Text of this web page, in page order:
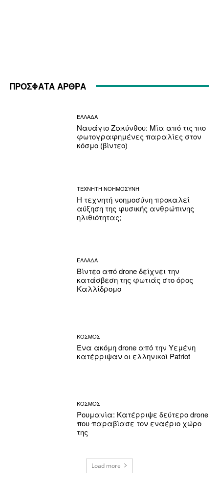
ΠΡΟΣΦΑΤΑ ΑΡΘΡΑ
ΕΛΛΑΔΑ
Ναυάγιο Ζακύνθου: Μία από τις πιο
φωτογραφημένες παραλίες στον
κόσμο (βίντεο)
ΤΕΧΝΗΤΗ ΝΟΗΜΟΣΥΝΗ
Η τεχνητή νοημοσύνη προκαλεί
αύξηση της φυσικής ανθρώπινης
ηλιθιότητας;
ΕΛΛΑΔΑ
Βίντεο από drone δείχνει την
κατάσβεση της φωτιάς στο όρος
Καλλίδρομο
ΚΟΣΜΟΣ
Ένα ακόμη drone από την Υεμένη
κατέρριψαν οι ελληνικοί Patriot
ΚΟΣΜΟΣ
Ρουμανία: Κατέρριψε δεύτερο drone
που παραβίασε τον εναέριο χώρο
της
Load more